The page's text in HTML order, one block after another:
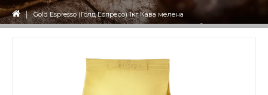
Gold Espresso (Голд Еспресо) 1кг Кава мелена